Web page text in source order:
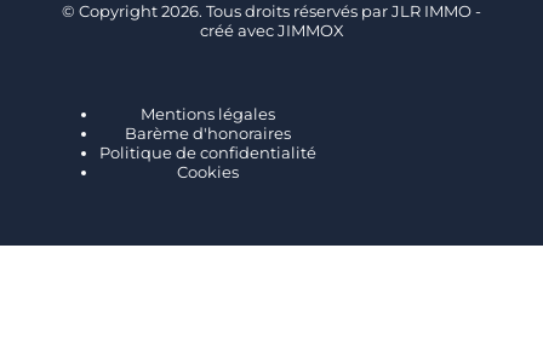
© Copyright 2026. Tous droits réservés parJLR IMMO-
créé avecJIMMOX
Mentions légales
Barème d'honoraires
Politique de confidentialité
Cookies